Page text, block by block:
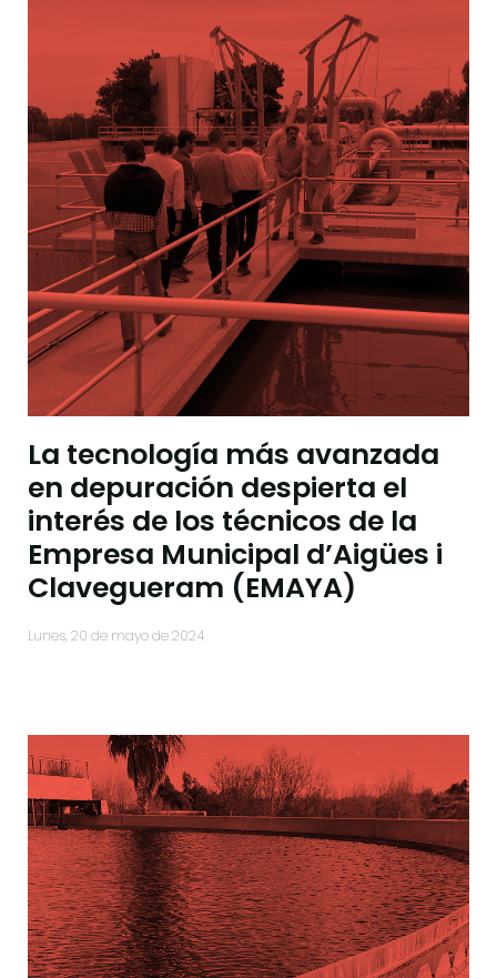
La tecnología más avanzada
en depuración despierta el
interés de los técnicos de la
Empresa Municipal d’Aigües i
Clavegueram (EMAYA)
lunes, 20 de mayo de 2024